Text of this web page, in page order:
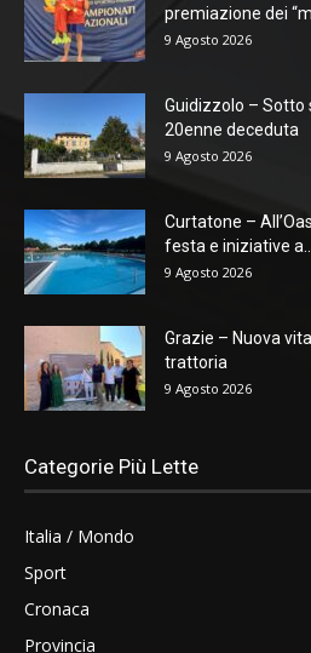
premiazione dei
9 Agosto 2026
Guidizzolo – Sotto
20enne deceduta
9 Agosto 2026
Curtatone –
festa e iniziative a...
9 Agosto 2026
Grazie – Nuova
trattoria
9 Agosto 2026
Categorie Più Lette
Italia / Mondo
Sport
Cronaca
Provincia